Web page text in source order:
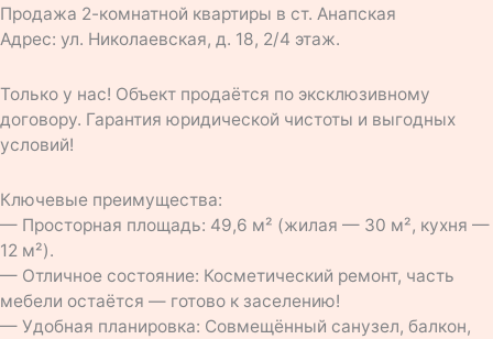
Продажа 2-комнатной квартиры в ст. Анапская
Адрес: ул. Николаевская, д. 18, 2/4 этаж.
Только у нас! Объект продаётся по эксклюзивному
договору. Гарантия юридической чистоты и выгодных
условий!
Ключевые преимущества:
— Просторная площадь: 49,6 м² (жилая — 30 м², кухня —
12 м²).
— Отличное состояние: Косметический ремонт, часть
мебели остаётся — готово к заселению!
— Удобная планировка: Совмещённый санузел, балкон,